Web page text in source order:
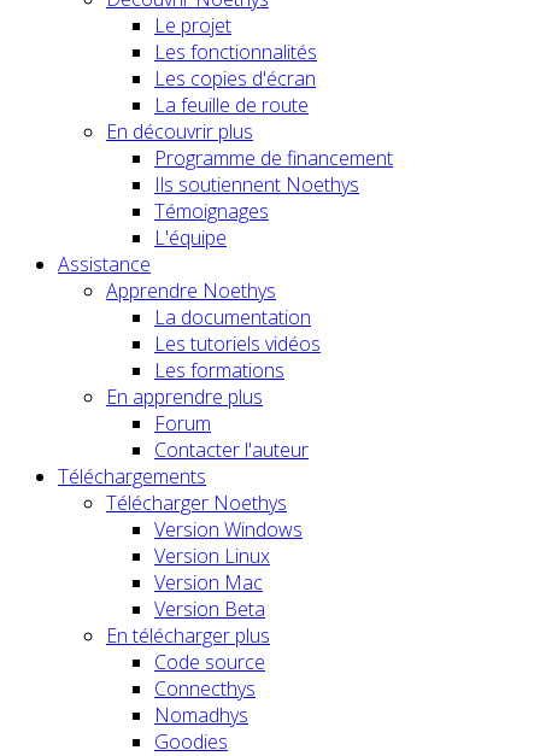
Le projet
Les fonctionnalités
Les copies d'écran
La feuille de route
En découvrir plus
Programme de financement
Ils soutiennent Noethys
Témoignages
L'équipe
Assistance
Apprendre Noethys
La documentation
Les tutoriels vidéos
Les formations
En apprendre plus
Forum
Contacter l'auteur
Téléchargements
Télécharger Noethys
Version Windows
Version Linux
Version Mac
Version Beta
En télécharger plus
Code source
Connecthys
Nomadhys
Goodies